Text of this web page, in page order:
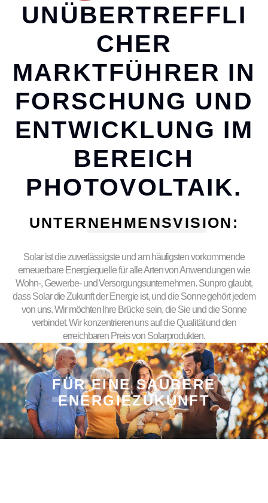
UNÜBERTREFFLI
CHER
MARKTFÜHRER IN
FORSCHUNG UND
ENTWICKLUNG IM
BEREICH
PHOTOVOLTAIK.
UNTERNEHMENSVISION:
Solar ist die zuverlässigste und am häufigsten vorkommende
erneuerbare Energiequelle für alle Arten von Anwendungen wie
Wohn-, Gewerbe- und Versorgungsunternehmen. Sunpro glaubt,
dass Solar die Zukunft der Energie ist, und die Sonne gehört jedem
von uns. Wir möchten Ihre Brücke sein, die Sie und die Sonne
verbindet. Wir konzentrieren uns auf die Qualität und den
erreichbaren Preis von Solarprodukten.
100% ÖKO
FÜR EINE SAUBERE
ENERGIEZUKUNFT